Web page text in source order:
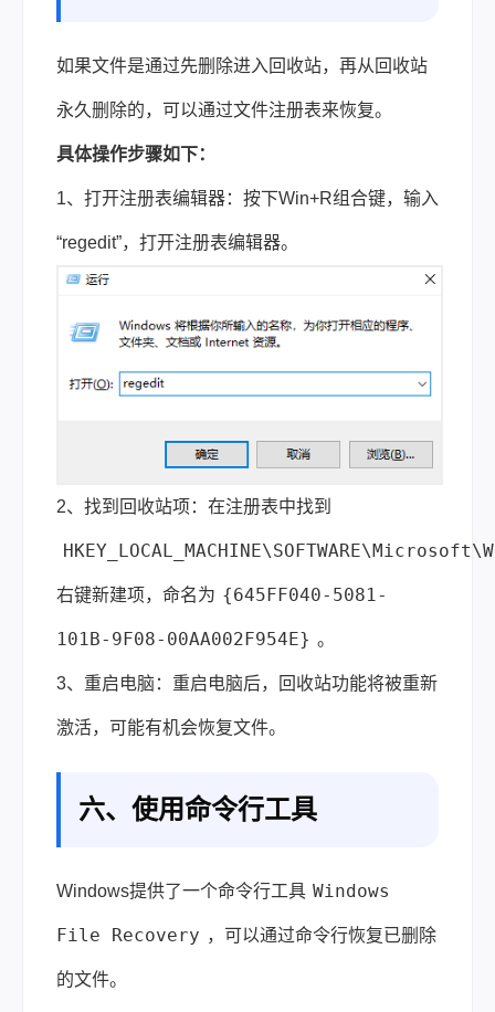
如果文件是通过先删除进入回收站，再从回收站
永久删除的，可以通过文件注册表来恢复。
具体操作步骤如下：
1、打开注册表编辑器：按下Win+R组合键，输入
“regedit”，打开注册表编辑器。
2、找到回收站项：在注册表中找到
右键新建项，命名为 {645FF040-5081-
101B-9F08-00AA002F954E} 。
3、重启电脑：重启电脑后，回收站功能将被重新
激活，可能有机会恢复文件。
六、使用命令行工具
Windows提供了一个命令行工具 Windows
File Recovery ，可以通过命令行恢复已删除
的文件。